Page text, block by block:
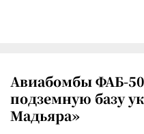
Авиабомбы ФАБ-
подземную базу
Мадьяра»